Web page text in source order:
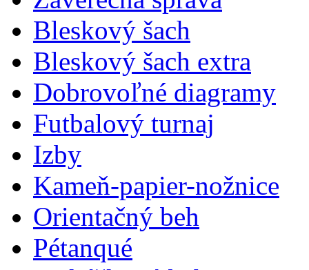
Bleskový šach
Bleskový šach extra
Dobrovoľné diagramy
Futbalový turnaj
Izby
Kameň-papier-nožnice
Orientačný beh
Pétanqué